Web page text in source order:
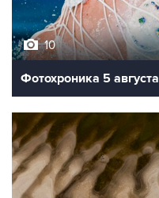
10
Фотохроника 5 августа